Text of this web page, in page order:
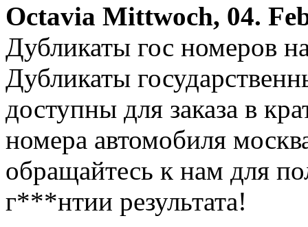
Octavia Mittwoch, 04.
Дубликаты гос номеров
Дубликаты
доступны для заказа в
номера автомобиля
обращайтесь к нам для
г***нтии результата!